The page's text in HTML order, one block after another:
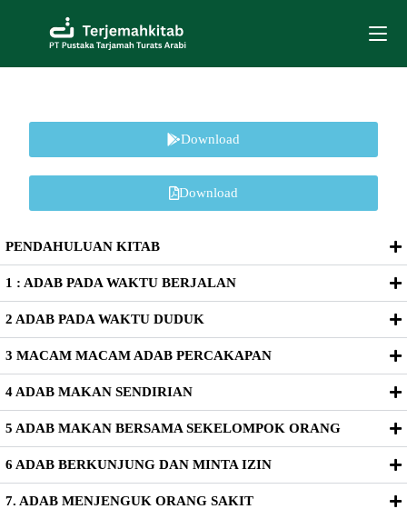
Download
Download
PENDAHULUAN KITAB
1 : ADAB PADA WAKTU BERJALAN
2 ADAB PADA WAKTU DUDUK
3 MACAM MACAM ADAB PERCAKAPAN
4 ADAB MAKAN SENDIRIAN
5 ADAB MAKAN BERSAMA SEKELOMPOK ORANG
6 ADAB BERKUNJUNG DAN MINTA IZIN
7. ADAB MENJENGUK ORANG SAKIT